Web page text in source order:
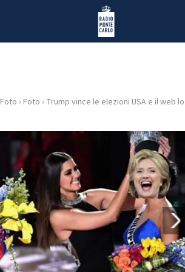
Radio Monte Carlo
Foto › Foto › Trump vince le elezioni USA e il web lo